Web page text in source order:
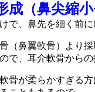
成（鼻尖縮小
で、鼻先を細く前に
（鼻翼軟骨）より採
で、耳介軟骨からの
骨が柔らかすぎる方